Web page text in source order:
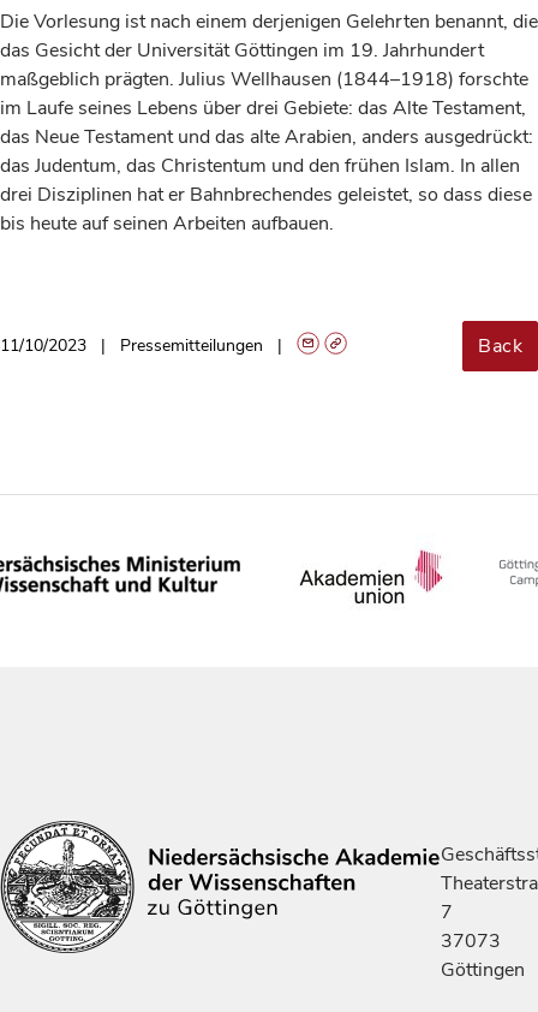
Die Vorlesung ist nach einem derjenigen Gelehrten benannt, die
das Gesicht der Universität Göttingen im 19. Jahrhundert
maßgeblich prägten. Julius Wellhausen (1844–1918) forschte
im Laufe seines Lebens über drei Gebiete: das Alte Testament,
das Neue Testament und das alte Arabien, anders ausgedrückt:
das Judentum, das Christentum und den frühen Islam. In allen
drei Disziplinen hat er Bahnbrechendes geleistet, so dass diese
bis heute auf seinen Arbeiten aufbauen.
11/10/2023 Pressemitteilungen Back
7
37073
Göttingen